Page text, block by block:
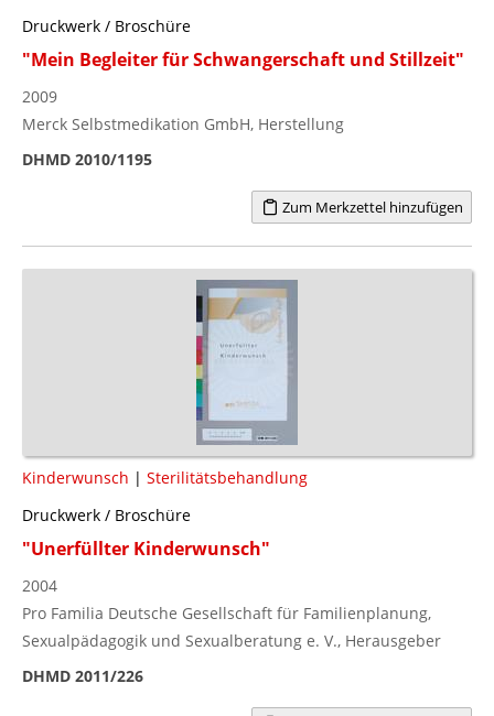
Druckwerk / Broschüre
"Mein Begleiter für Schwangerschaft und Stillzeit"
2009
Merck Selbstmedikation GmbH, Herstellung
DHMD 2010/1195
Zum Merkzettel hinzufügen
Kinderwunsch | Sterilitätsbehandlung
Druckwerk / Broschüre
"Unerfüllter Kinderwunsch"
2004
Pro Familia Deutsche Gesellschaft für Familienplanung,
Sexualpädagogik und Sexualberatung e. V., Herausgeber
DHMD 2011/226